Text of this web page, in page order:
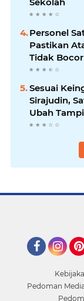
Personel
Pastikan
Tidak
Sesuai
Sirajudin,
Ubah
Pedoman